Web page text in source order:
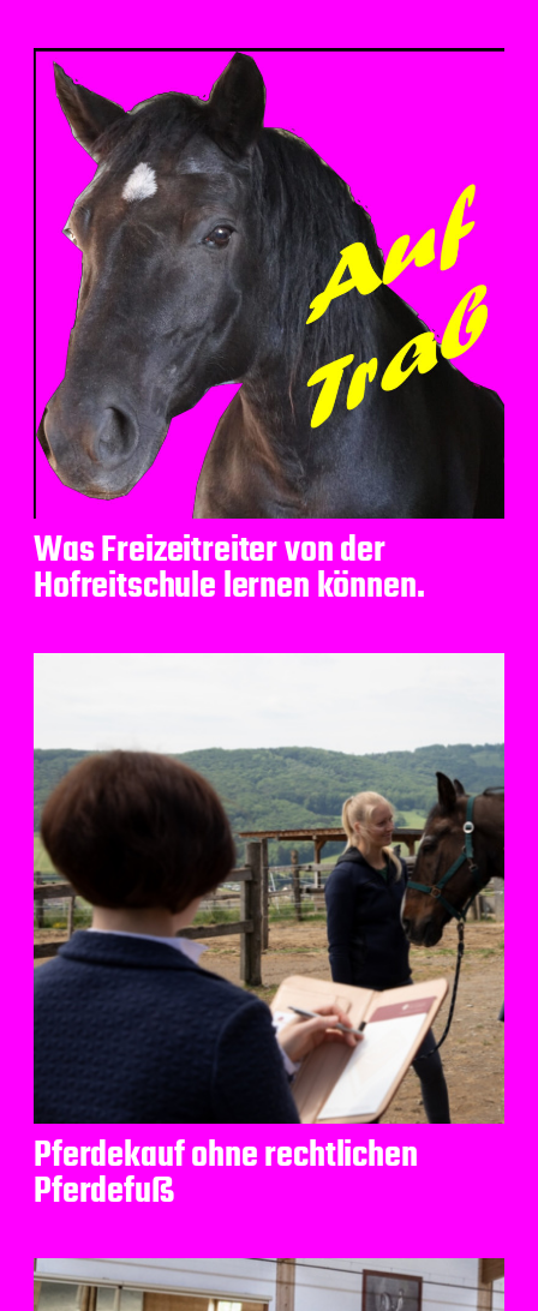
Was Freizeitreiter von der
Hofreitschule lernen können.
Pferdekauf ohne rechtlichen
Pferdefuß